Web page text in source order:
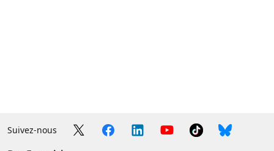
Suivez-nous